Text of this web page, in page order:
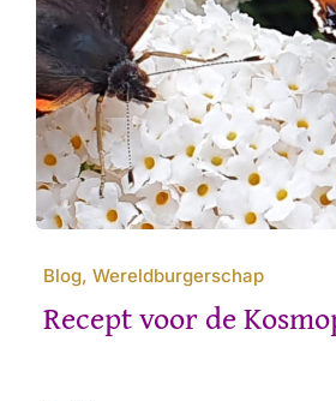
Blog, Wereldburgerschap
Recept voor de